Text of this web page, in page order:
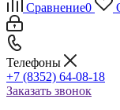
Сравнение0
Телефоны
+7 (8352) 64-08-18
Заказать звонок